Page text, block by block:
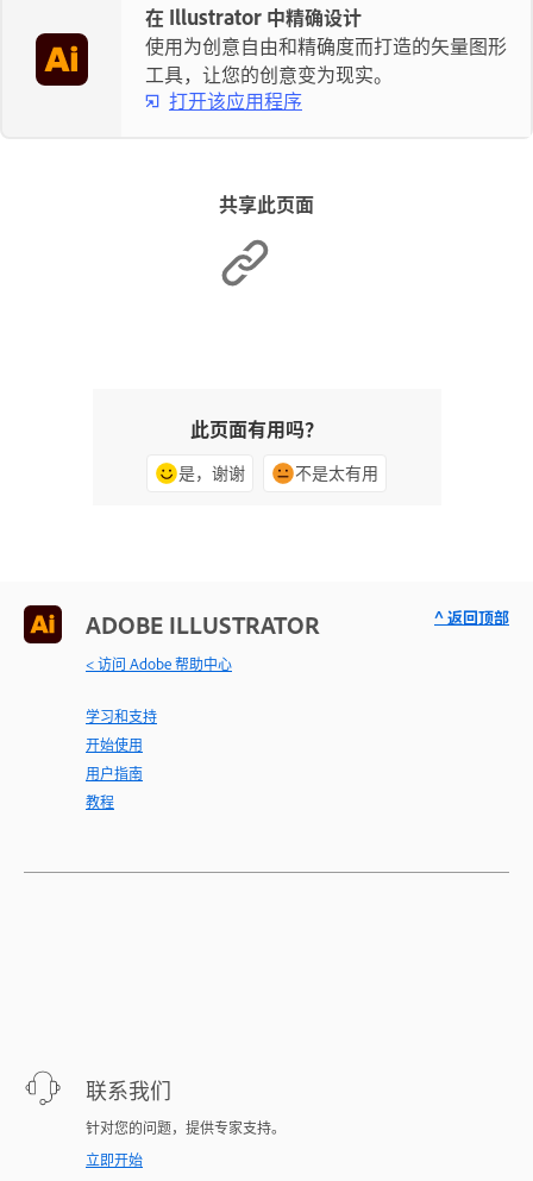
在 Illustrator 中精确设计
使用为创意自由和精确度而打造的矢量图形
工具，让您的创意变为现实。
打开该应用程序
共享此页面
此页面有用吗？
是，谢谢 不是太有用
ADOBE ILLUSTRATOR
< 访问 Adobe 帮助中心
学习和支持
开始使用
用户指南
教程
联系我们
针对您的问题，提供专家支持。
立即开始
^ 返回顶部